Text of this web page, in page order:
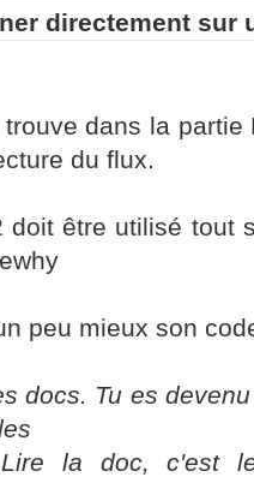
directement sur
dans la partie
du flux.
doit être utilisé tout
peu mieux son
docs. Tu es
la doc, c'est